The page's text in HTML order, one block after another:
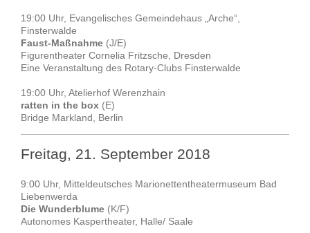
19:00 Uhr, Evangelisches Gemeindehaus „Arche“,
Finsterwalde
Faust-Maßnahme (J/E)
Figurentheater Cornelia Fritzsche, Dresden
Eine Veranstaltung des Rotary-Clubs Finsterwalde
19:00 Uhr, Atelierhof Werenzhain
ratten in the box (E)
Bridge Markland, Berlin
Freitag, 21. September 2018
9:00 Uhr, Mitteldeutsches Marionettentheatermuseum Bad
Liebenwerda
Die Wunderblume (K/F)
Autonomes Kaspertheater, Halle/ Saale